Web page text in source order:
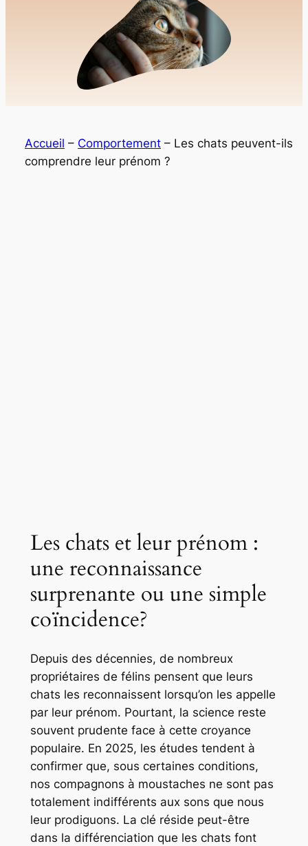
Accueil – Comportement – Les chats peuvent-ils
comprendre leur prénom ?
Les chats et leur prénom :
une reconnaissance
surprenante ou une simple
coïncidence?
Depuis des décennies, de nombreux
propriétaires de félins pensent que leurs
chats les reconnaissent lorsqu’on les appelle
par leur prénom. Pourtant, la science reste
souvent prudente face à cette croyance
populaire. En 2025, les études tendent à
confirmer que, sous certaines conditions,
nos compagnons à moustaches ne sont pas
totalement indifférents aux sons que nous
leur prodiguons. La clé réside peut-être
dans la différenciation que les chats font